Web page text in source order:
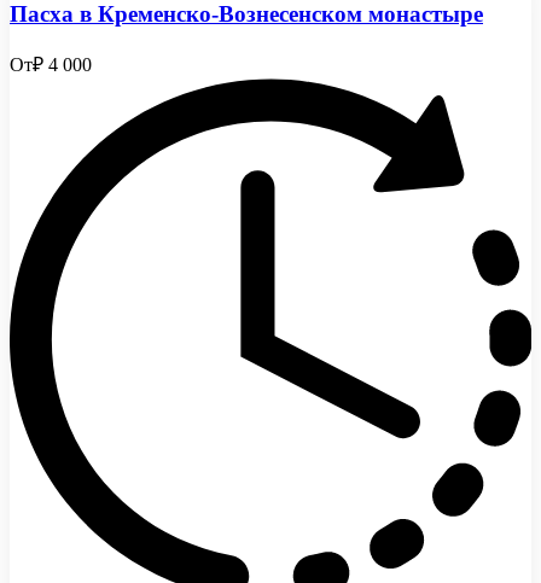
Пасха в Кременско-Вознесенском монастыре
От₽ 4 000